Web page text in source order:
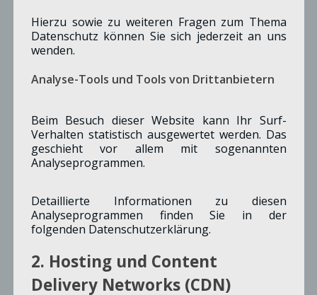
Hierzu sowie zu weiteren Fragen zum Thema
Datenschutz können Sie sich jederzeit an uns
wenden.
Analyse-Tools und Tools von Dritt­anbietern
Beim Besuch dieser Website kann Ihr Surf-
Verhalten statistisch ausgewertet werden. Das
geschieht vor allem mit sogenannten
Analyseprogrammen.
Detaillierte Informationen zu diesen
Analyseprogrammen finden Sie in der
folgenden Datenschutzerklärung.
2. Hosting und Content
Delivery Networks (CDN)